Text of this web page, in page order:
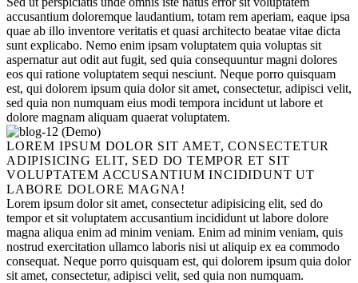
accusantium doloremque laudantium, totam rem aperiam, eaque ipsa
quae ab illo inventore veritatis et quasi architecto beatae vitae dicta
sunt explicabo. Nemo enim ipsam voluptatem quia voluptas sit
aspernatur aut odit aut fugit, sed quia consequuntur magni dolores
eos qui ratione voluptatem sequi nesciunt. Neque porro quisquam
est, qui dolorem ipsum quia dolor sit amet, consectetur, adipisci velit,
sed quia non numquam eius modi tempora incidunt ut labore et
dolore magnam aliquam quaerat voluptatem.
LOREM IPSUM DOLOR SIT AMET, CONSECTETUR
ADIPISICING ELIT, SED DO TEMPOR ET SIT
VOLUPTATEM ACCUSANTIUM INCIDIDUNT UT
LABORE DOLORE MAGNA!
Lorem ipsum dolor sit amet, consectetur adipisicing elit, sed do
tempor et sit voluptatem accusantium incididunt ut labore dolore
magna aliqua enim ad minim veniam. Enim ad minim veniam, quis
nostrud exercitation ullamco laboris nisi ut aliquip ex ea commodo
consequat. Neque porro quisquam est, qui dolorem ipsum quia dolor
sit amet, consectetur, adipisci velit, sed quia non numquam.